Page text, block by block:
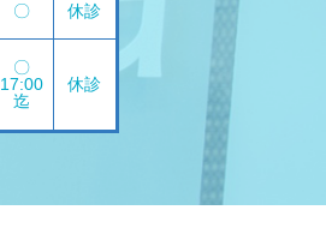
〇 休診
〇
17:00
迄
休診